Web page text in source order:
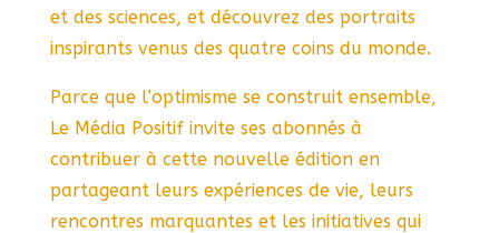
et des sciences, et découvrez des portraits
inspirants venus des quatre coins du monde.
Parce que l’optimisme se construit ensemble,
Le Média Positif invite ses abonnés à
contribuer à cette nouvelle édition en
partageant leurs expériences de vie, leurs
rencontres marquantes et les initiatives qui